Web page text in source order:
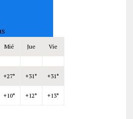
Mié Jue Vie
+27° +31° +31°
+10° +12° +13°